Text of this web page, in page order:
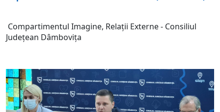
Compartimentul Imagine, Relații Externe - Consiliul
Județean Dâmbovița